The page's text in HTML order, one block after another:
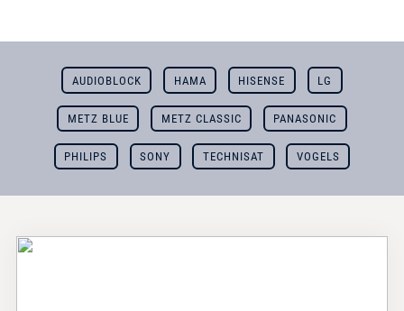
AUDIOBLOCK HAMA HISENSE LG
METZ BLUE METZ CLASSIC PANASONIC
PHILIPS SONY TECHNISAT VOGELS